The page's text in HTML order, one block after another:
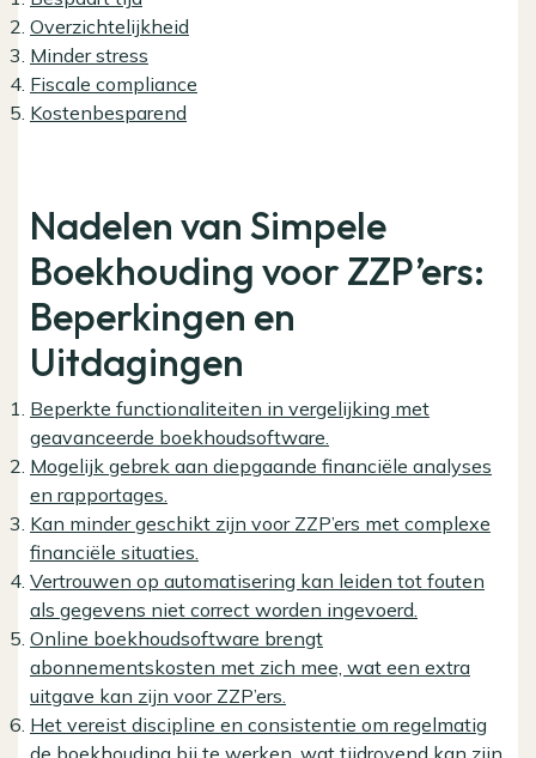
Overzichtelijkheid
Minder stress
Fiscale compliance
Kostenbesparend
Nadelen van Simpele
Boekhouding voor ZZP’ers:
Beperkingen en
Uitdagingen
Beperkte functionaliteiten in vergelijking met
geavanceerde boekhoudsoftware.
Mogelijk gebrek aan diepgaande financiële analyses
en rapportages.
Kan minder geschikt zijn voor ZZP’ers met complexe
financiële situaties.
Vertrouwen op automatisering kan leiden tot fouten
als gegevens niet correct worden ingevoerd.
Online boekhoudsoftware brengt
abonnementskosten met zich mee, wat een extra
uitgave kan zijn voor ZZP’ers.
Het vereist discipline en consistentie om regelmatig